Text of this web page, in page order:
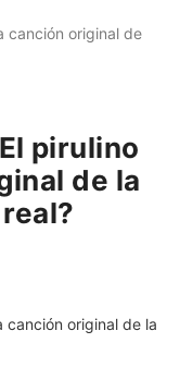
canción original de
pirulino
de la